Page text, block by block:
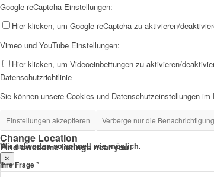
Google reCaptcha Einstellungen:
Hier klicken, um Google reCaptcha zu aktivieren/
Vimeo und YouTube Einstellungen:
Hier klicken, um Videoeinbettungen zu aktivieren/
Datenschutzrichtlinie
Sie können unsere Cookies und Datenschutzeinstellungen
Einstellungen akzeptieren Verberge nur die Benachrichtigung
Wir antworten so schnell wie möglich.
Ihre Frage*
Change Location
Find awesome listings near you!
×
Change Location